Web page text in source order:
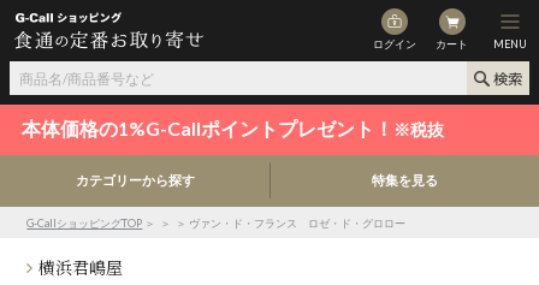
ログイン カート MENU
本体価格の1%G-Callポイントプレゼント！ ※税抜
カテゴリーから探す 特集を見る
G-CallショッピングTOP ＞ ＞ ＞ ヴァン・ド・フランス ロゼ・ド・グロロー
横浜君嶋屋